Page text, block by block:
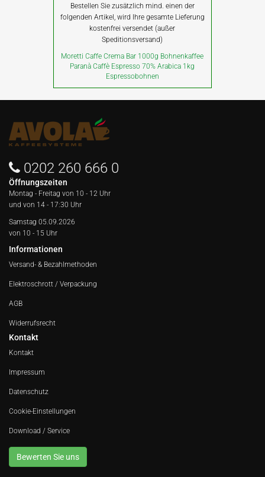
Bestellen Sie zusätzlich mind. einen der
folgenden Artikel, wird Ihre gesamte Lieferung
kostenfrei versendet (außer
Speditionsversand)
Moretti Caffe Crema Bar 1000g Bohnenkaffee
Paranà Caffè Espresso 70% Arabica 1kg
Espressobohnen
0202 260 666 0
Öffnungszeiten
Montag - Freitag von 10 - 12 Uhr
und von 14 - 17:30 Uhr
Samstag 05.09.2026
von 10 - 15 Uhr
Informationen
Versand- & Bezahlmethoden
Elektroschrott / Verpackung
AGB
Widerrufsrecht
Kontakt
Kontakt
Impressum
Datenschutz
Cookie-Einstellungen
Download / Service
Bewerten Sie uns